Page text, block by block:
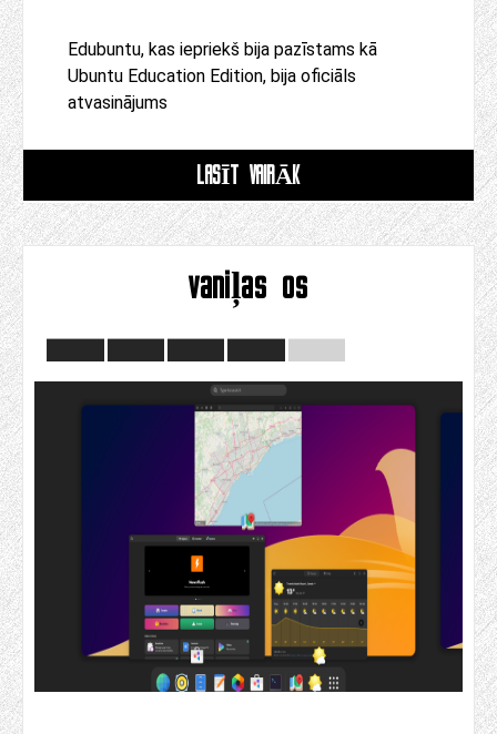
Edubuntu, kas iepriekš bija pazīstams kā
Ubuntu Education Edition, bija oficiāls
atvasinājums
LASĪT VAIRĀK
vaniļas os